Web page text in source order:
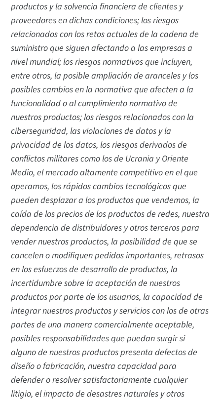
productos y la solvencia financiera de clientes y
proveedores en dichas condiciones; los riesgos
relacionados con los retos actuales de la cadena de
suministro que siguen afectando a las empresas a
nivel mundial; los riesgos normativos que incluyen,
entre otros, la posible ampliación de aranceles y los
posibles cambios en la normativa que afecten a la
funcionalidad o al cumplimiento normativo de
nuestros productos; los riesgos relacionados con la
ciberseguridad, las violaciones de datos y la
privacidad de los datos, los riesgos derivados de
conflictos militares como los de Ucrania y Oriente
Medio, el mercado altamente competitivo en el que
operamos, los rápidos cambios tecnológicos que
pueden desplazar a los productos que vendemos, la
caída de los precios de los productos de redes, nuestra
dependencia de distribuidores y otros terceros para
vender nuestros productos, la posibilidad de que se
cancelen o modifiquen pedidos importantes, retrasos
en los esfuerzos de desarrollo de productos, la
incertidumbre sobre la aceptación de nuestros
productos por parte de los usuarios, la capacidad de
integrar nuestros productos y servicios con los de otras
partes de una manera comercialmente aceptable,
posibles responsabilidades que puedan surgir si
alguno de nuestros productos presenta defectos de
diseño o fabricación, nuestra capacidad para
defender o resolver satisfactoriamente cualquier
litigio, el impacto de desastres naturales y otros